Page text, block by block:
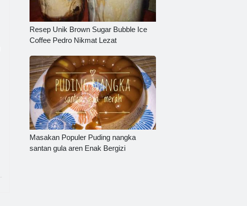
Resep Unik Brown Sugar Bubble Ice
Coffee Pedro Nikmat Lezat
Masakan Populer Puding nangka
santan gula aren Enak Bergizi